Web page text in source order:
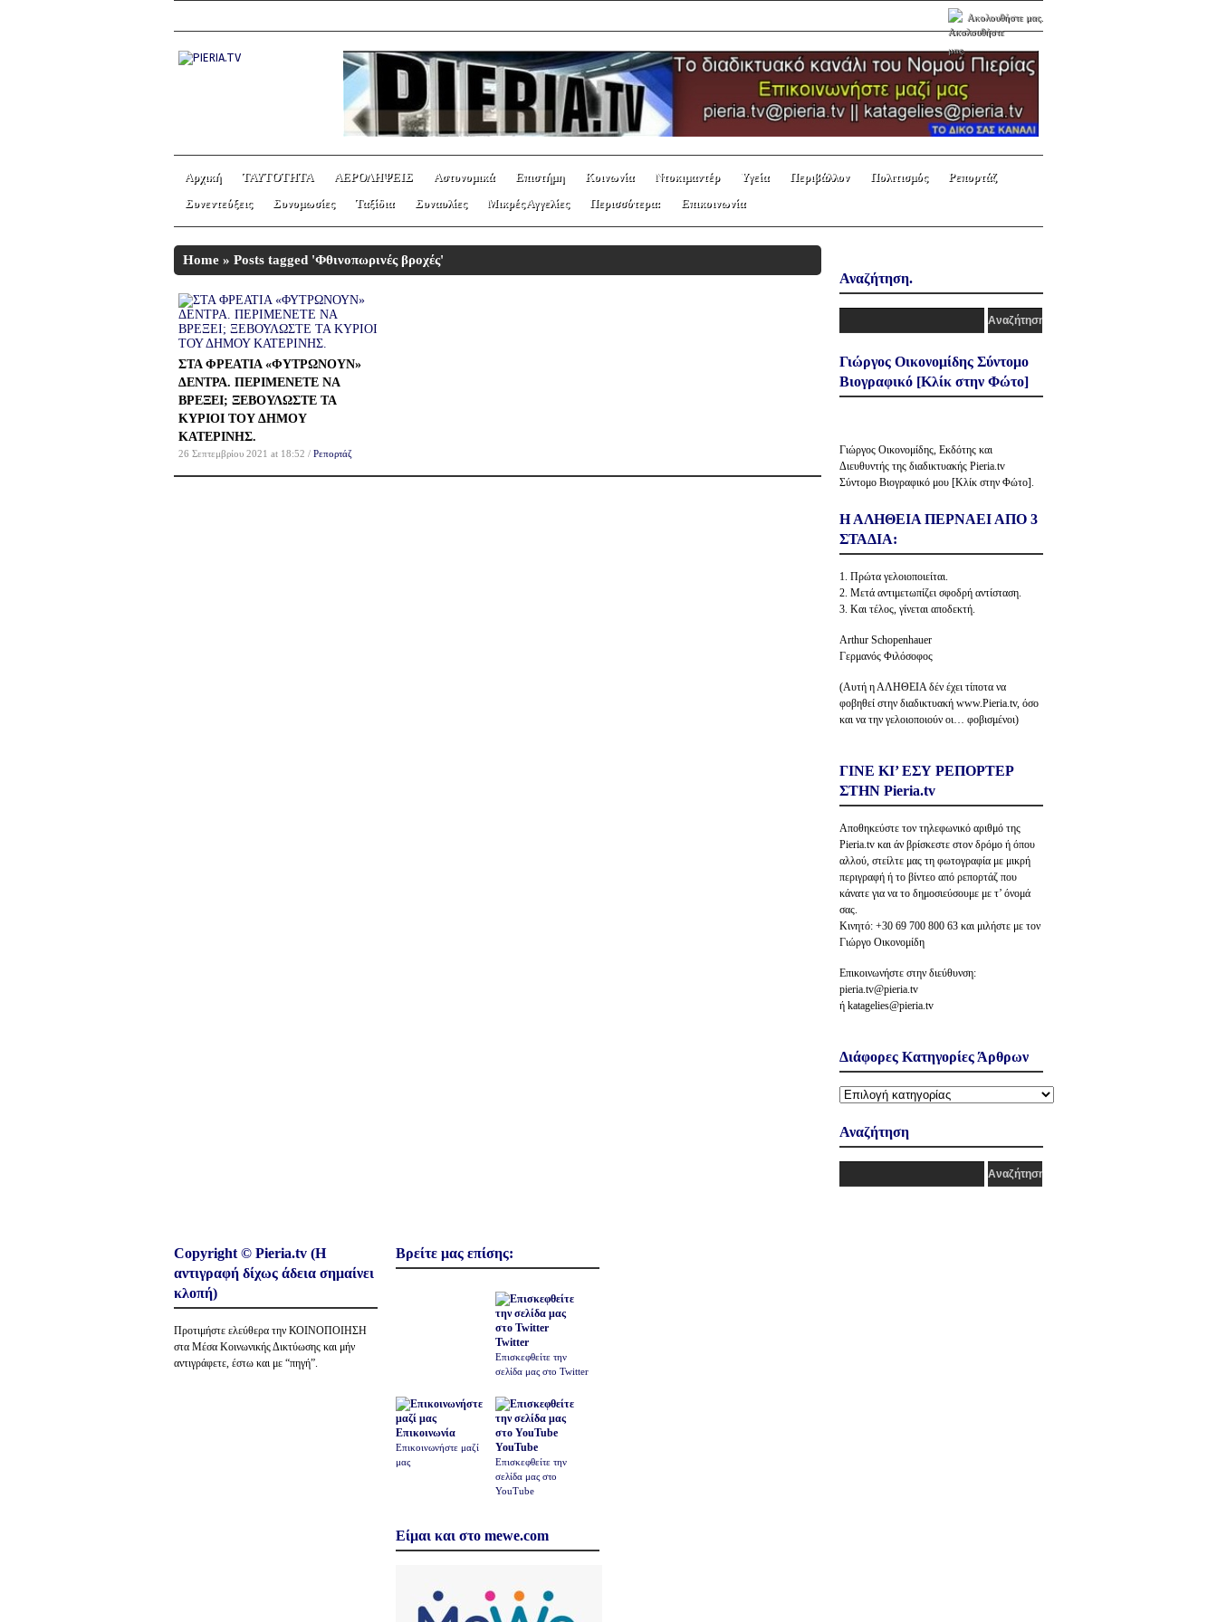
Ακολουθήστε μας.
Αρχική ΤΑΥΤΟΤΗΤΑ ΑΕΡΟΛΗΨΕΙΣ Αστυνομικά Επιστήμη Κοινωνία Ντοκιμαντέρ Υγεία Περιβάλλον Πολιτισμός
Ρεπορτάζ
Συνεντεύξεις
Συνομωσίες Ταξίδια Συναυλίες Μικρές Αγγελίες Περισσότερα: Επικοινωνία
Home » Posts tagged 'Φθινοπωρινές βροχές'
ΣΤΑ ΦΡΕΑΤΙΑ «ΦΥΤΡΩΝΟΥΝ»
ΔΕΝΤΡΑ. ΠΕΡΙΜΕΝΕΤΕ ΝΑ
ΒΡΕΞΕΙ; ΞΕΒΟΥΛΩΣΤΕ ΤΑ
ΚΥΡΙΟΙ ΤΟΥ ΔΗΜΟΥ
ΚΑΤΕΡΙΝΗΣ.
26 Σεπτεμβρίου 2021 at 18:52 / Ρεπορτάζ
Αναζήτηση.
Γιώργος Οικονομίδης Σύντομο
Βιογραφικό [Κλίκ στην Φώτο]
Γιώργος Οικονομίδης, Εκδότης και
Διευθυντής της διαδικτυακής Pieria.tv
Σύντομο Βιογραφικό μου [Κλίκ στην Φώτο].
Η ΑΛΗΘΕΙΑ ΠΕΡΝΑΕΙ ΑΠΟ 3
ΣΤΑΔΙΑ:
1. Πρώτα γελοιοποιείται.
2. Μετά αντιμετωπίζει σφοδρή αντίσταση.
3. Και τέλος, γίνεται αποδεκτή.
Arthur Schopenhauer
Γερμανός Φιλόσοφος
(Αυτή η ΑΛΗΘΕΙΑ δέν έχει τίποτα να
φοβηθεί στην διαδικτυακή www.Pieria.tv, όσο
και να την γελοιοποιούν οι… φοβισμένοι)
ΓΙΝΕ ΚΙ’ ΕΣΥ ΡΕΠΟΡΤΕΡ
ΣΤΗΝ Pieria.tv
Αποθηκεύστε τον τηλεφωνικό αριθμό της
Pieria.tv και άν βρίσκεστε στον δρόμο ή όπου
αλλού, στείλτε μας τη φωτογραφία με μικρή
περιγραφή ή το βίντεο από ρεπορτάζ που
κάνατε για να το δημοσιεύσουμε με τ’ όνομά
σας.
Κινητό: +30 69 700 800 63 και μιλήστε με τον
Γιώργο Οικονομίδη
Επικοινωνήστε στην διεύθυνση:
pieria.tv@pieria.tv
ή katagelies@pieria.tv
Διάφορες Κατηγορίες Άρθρων
Διάφορες
Άρθρων
Αναζήτηση
Copyright © Pieria.tv (Η
αντιγραφή δίχως άδεια σημαίνει
κλοπή)
Προτιμήστε ελεύθερα την ΚΟΙΝΟΠΟΙΗΣΗ
στα Μέσα Κοινωνικής Δικτύωσης και μήν
αντιγράφετε, έστω και με “πηγή”.
Βρείτε μας επίσης:
Twitter
Επισκεφθείτε την
σελίδα μας στο Twitter
Επικοινωνία
Επικοινωνήστε μαζί
μας
YouTube
Επισκεφθείτε την
σελίδα μας στο
YouTube
Είμαι και στο mewe.com